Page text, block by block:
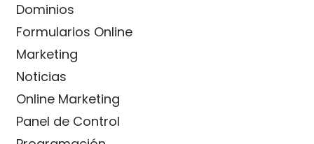
Dominios
Formularios Online
Marketing
Noticias
Online Marketing
Panel de Control